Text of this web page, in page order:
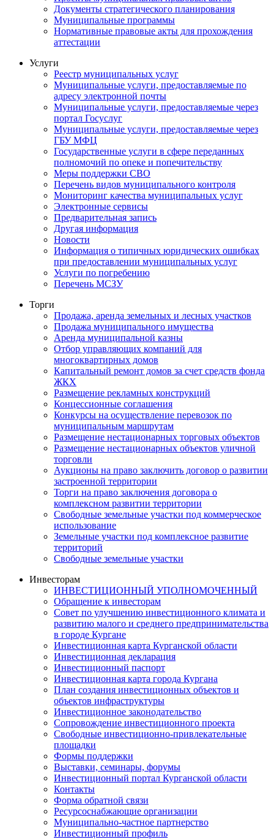
Документы стратегического планирования
Муниципальные программы
Нормативные правовые акты для прохождения
аттестации
Услуги
Реестр муниципальных услуг
Муниципальные услуги, предоставляемые по
адресу электронной почты
Муниципальные услуги, предоставляемые через
портал Госуслуг
Муниципальные услуги, предоставляемые через
ГБУ МФЦ
Государственные услуги в сфере переданных
полномочий по опеке и попечительству
Меры поддержки СВО
Перечень видов муниципального контроля
Мониторинг качества муниципальных услуг
Электронные сервисы
Предварительная запись
Другая информация
Новости
Информация о типичных юридических ошибках
при предоставлении муниципальных услуг
Услуги по погребению
Перечень МСЗУ
Торги
Продажа, аренда земельных и лесных участков
Продажа муниципального имущества
Аренда муниципальной казны
Отбор управляющих компаний для
многоквартирных домов
Капитальный ремонт домов за счет средств фонда
ЖКХ
Размещение рекламных конструкций
Концессионные соглашения
Конкурсы на осуществление перевозок по
муниципальным маршрутам
Размещение нестационарных торговых объектов
Размещение нестационарных объектов уличной
торговли
Аукционы на право заключить договор о развитии
застроенной территории
Торги на право заключения договора о
комплексном развитии территории
Свободные земельные участки под коммерческое
использование
Земельные участки под комплексное развитие
территорий
Свободные земельные участки
Инвесторам
ИНВЕСТИЦИОННЫЙ УПОЛНОМОЧЕННЫЙ
Обращение к инвесторам
Совет по улучшению инвестиционного климата и
развитию малого и среднего предпринимательства
в городе Кургане
Инвестиционная карта Курганской области
Инвестиционная декларация
Инвестиционный паспорт
Инвестиционная карта города Кургана
План создания инвестиционных объектов и
объектов инфраструктуры
Инвестиционное законодательство
Сопровождение инвестиционного проекта
Свободные инвестиционно-привлекательные
площадки
Формы поддержки
Выставки, семинары, форумы
Инвестиционный портал Курганской области
Контакты
Форма обратной связи
Ресурсоснабжающие организации
Муниципально-частное партнерство
Инвестиционный профиль